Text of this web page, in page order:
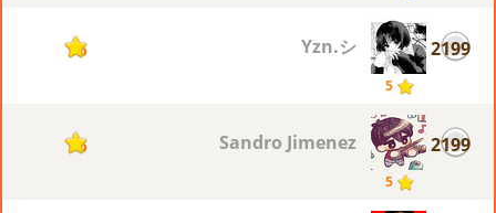
2199
5
Yzn.シ
5
2199
5
Sandro Jimenez
5